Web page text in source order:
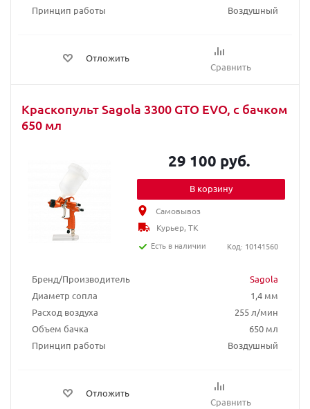
Принцип работы
Воздушный
Отложить
Сравнить
Краскопульт Sagola 3300 GTO ЕVО, с бачком
650 мл
Бренд/Производитель
Sagola
Диаметр сопла
1,4 мм
Расход воздуха
255 л/мин
Объем бачка
650 мл
Принцип работы
Воздушный
Отложить
Сравнить
29 100 руб.
В корзину
Самовывоз
Курьер, ТК
Есть в наличии
Код: 10141560